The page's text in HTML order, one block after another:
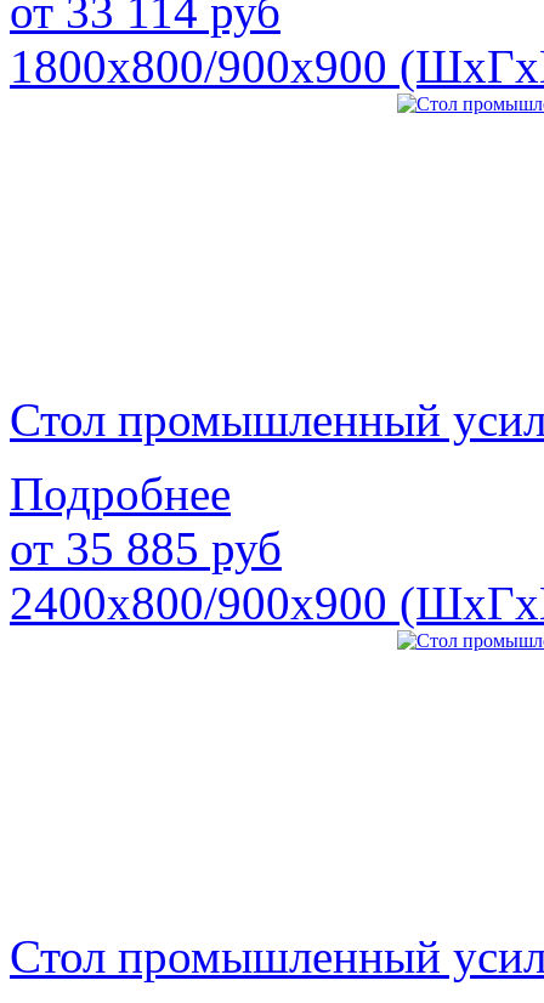
от 33 114 руб
1800х800/900х900
Стол промышленный
Подробнее
от 35 885 руб
2400х800/900х900
Стол промышленный